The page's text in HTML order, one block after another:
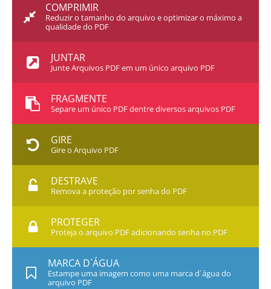
COMPRIMIR
Reduzir o tamanho do arquivo e optimizar o máximo a
qualidade do PDF
JUNTAR
Junte Arquivos PDF em um único arquivo PDF
FRAGMENTE
Separe um único PDF dentre diversos arquivos PDF
GIRE
Gire o Arquivo PDF
DESTRAVE
Remova a proteção por senha do PDF
PROTEGER
Proteja o arquivo PDF adicionando senha no PDF
MARCA D`ÁGUA
Estampe uma imagem como uma marca d`água do
arquivo PDF